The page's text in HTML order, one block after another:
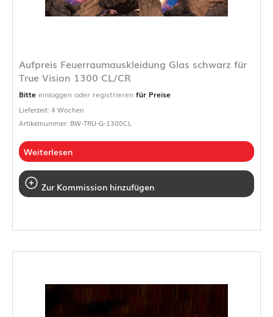
Aufpreis Feuerraumauskleidung Glas schwarz für
True Vision 1300 CL/CR
Bitte einloggen oder registrieren für Preise
Lieferzeit: 4 Wochen
Artikelnummer: BW-TRU-G-1300CL
Weiterlesen
Zur Kommission hinzufügen